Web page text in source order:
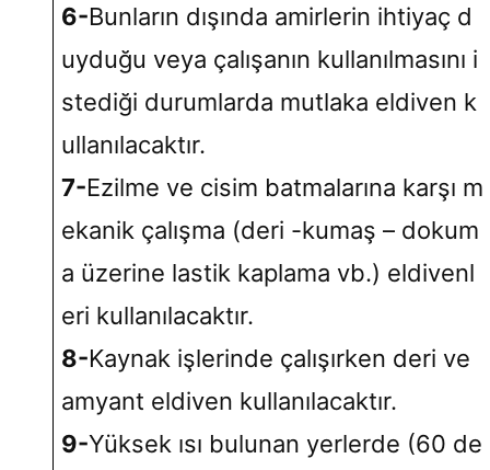
6-Bunların dışında amirlerin ihtiyaç d
uyduğu veya çalışanın kullanılmasını i
stediği durumlarda mutlaka eldiven k
ullanılacaktır.
7-Ezilme ve cisim batmalarına karşı m
ekanik çalışma (deri -kumaş – dokum
a üzerine lastik kaplama vb.) eldivenl
eri kullanılacaktır.
8-Kaynak işlerinde çalışırken deri ve
amyant eldiven kullanılacaktır.
9-Yüksek ısı bulunan yerlerde (60 de